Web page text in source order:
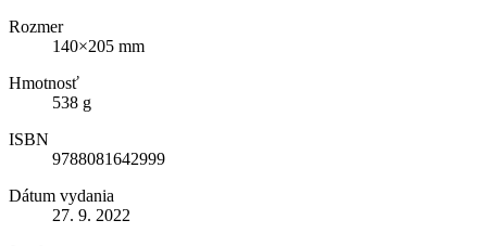
Rozmer
140×205 mm
Hmotnosť
538 g
ISBN
9788081642999
Dátum vydania
27. 9. 2022